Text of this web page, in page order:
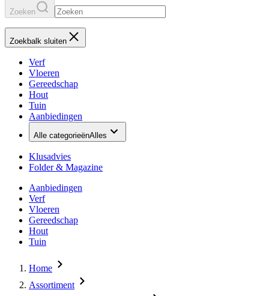
Zoeken
Zoekbalk sluiten
Verf
Vloeren
Gereedschap
Hout
Tuin
Aanbiedingen
Alle categorieënAlles
Klusadvies
Folder & Magazine
Aanbiedingen
Verf
Vloeren
Gereedschap
Hout
Tuin
Home
Assortiment